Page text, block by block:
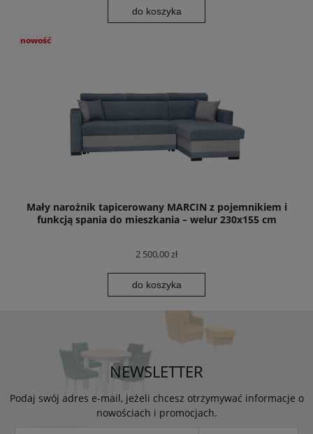
do koszyka
Mały narożnik tapicerowany MARCIN z pojemnikiem i
funkcją spania do mieszkania – welur 230x155 cm
2 500,00 zł
do koszyka
nowość
NEWSLETTER
Podaj swój adres e-mail, jeżeli chcesz otrzymywać informacje o
nowościach i promocjach.